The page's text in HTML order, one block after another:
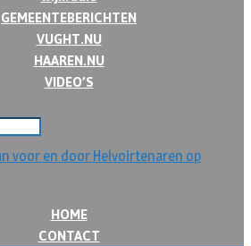
GEMEENTEBERICHTEN
VUGHT.NU
HAAREN.NU
VIDEO’S
HOME
CONTACT